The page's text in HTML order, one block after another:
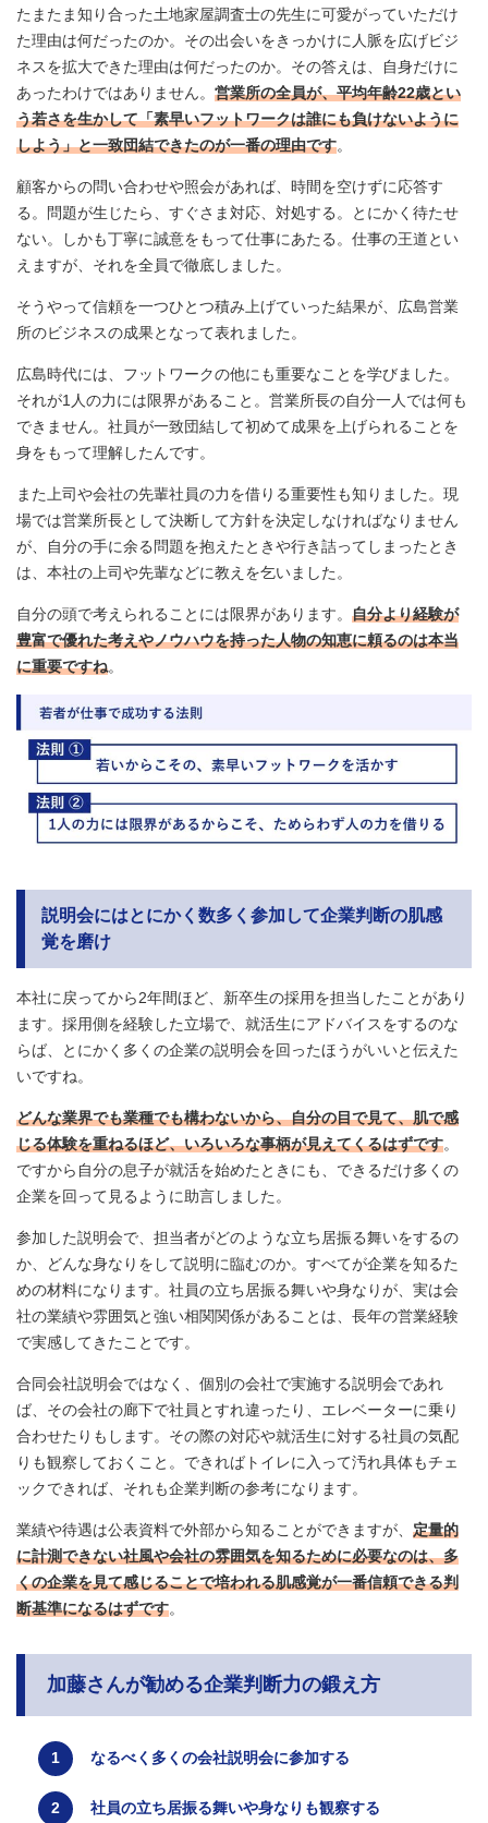
たまたま知り合った土地家屋調査士の先生に可愛がっていただけ
た理由は何だったのか。その出会いをきっかけに人脈を広げビジ
ネスを拡大できた理由は何だったのか。その答えは、自身だけに
あったわけではありません。 営業所の全員が、平均年齢22歳とい
う若さを生かして「素早いフットワークは誰にも負けないように
しよう」と一致団結できたのが一番の理由です。
顧客からの問い合わせや照会があれば、時間を空けずに応答す
る。問題が生じたら、すぐさま対応、対処する。とにかく待たせ
ない。しかも丁寧に誠意をもって仕事にあたる。仕事の王道とい
えますが、それを全員で徹底しました。
そうやって信頼を一つひとつ積み上げていった結果が、広島営業
所のビジネスの成果となって表れました。
広島時代には、フットワークの他にも重要なことを学びました。
それが1人の力には限界があること。営業所長の自分一人では何も
できません。社員が一致団結して初めて成果を上げられることを
身をもって理解したんです。
また上司や会社の先輩社員の力を借りる重要性も知りました。現
場では営業所長として決断して方針を決定しなければなりません
が、自分の手に余る問題を抱えたときや行き詰ってしまったとき
は、本社の上司や先輩などに教えを乞いました。
自分の頭で考えられることには限界があります。 自分より経験が
豊富で優れた考えやノウハウを持った人物の知恵に頼るのは本当
に重要ですね。
説明会にはとにかく数多く参加して企業判断の肌感
覚を磨け
本社に戻ってから2年間ほど、新卒生の採用を担当したことがあり
ます。採用側を経験した立場で、就活生にアドバイスをするのな
らば、とにかく多くの企業の説明会を回ったほうがいいと伝えた
いですね。
どんな業界でも業種でも構わないから、自分の目で見て、肌で感
じる体験を重ねるほど、いろいろな事柄が見えてくるはずです。
ですから自分の息子が就活を始めたときにも、できるだけ多くの
企業を回って見るように助言しました。
参加した説明会で、担当者がどのような立ち居振る舞いをするの
か、どんな身なりをして説明に臨むのか。すべてが企業を知るた
めの材料になります。社員の立ち居振る舞いや身なりが、実は会
社の業績や雰囲気と強い相関関係があることは、長年の営業経験
で実感してきたことです。
合同会社説明会ではなく、個別の会社で実施する説明会であれ
ば、その会社の廊下で社員とすれ違ったり、エレベーターに乗り
合わせたりもします。その際の対応や就活生に対する社員の気配
りも観察しておくこと。できればトイレに入って汚れ具体もチェ
ックできれば、それも企業判断の参考になります。
業績や待遇は公表資料で外部から知ることができますが、 定量的
に計測できない社風や会社の雰囲気を知るために必要なのは、多
くの企業を見て感じることで培われる肌感覚が一番信頼できる判
断基準になるはずです。
加藤さんが勧める企業判断力の鍛え方
なるべく多くの会社説明会に参加する
社員の立ち居振る舞いや身なりも観察する